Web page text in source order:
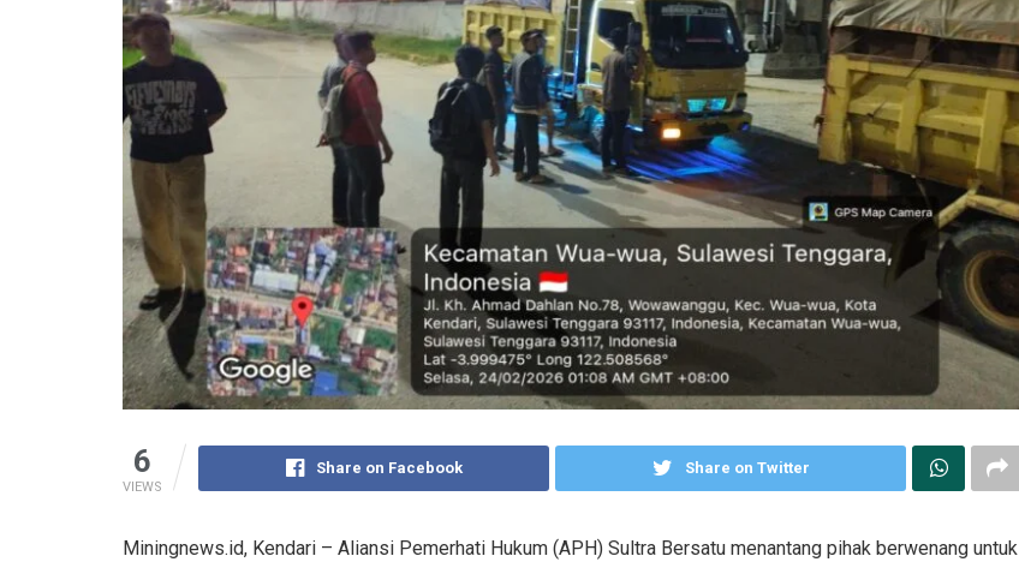
6
VIEWS
Share on Facebook Share on Twitter
Miningnews.id, Kendari – Aliansi Pemerhati Hukum (APH) Sultra Bersatu menantang pihak berwenang untuk